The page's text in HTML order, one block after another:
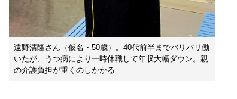
遠野清隆さん（仮名・50歳）。40代前半までバリバリ働
いたが、うつ病により一時休職して年収大幅ダウン。親
の介護負担が重くのしかかる